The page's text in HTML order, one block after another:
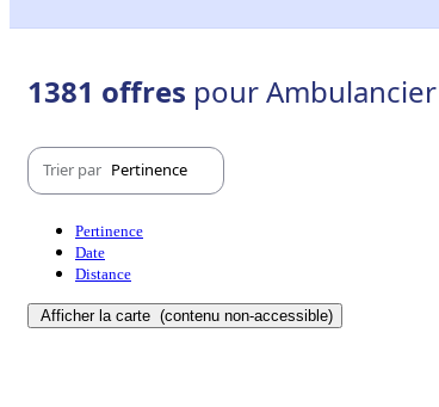
1381 offres pour
Trier par Pertinence
Pertinence
Date
Distance
Afficher la carte (contenu non-accessible)